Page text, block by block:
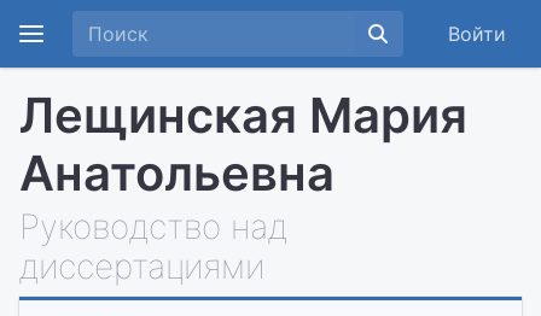
Войти
Лещинская Мария
Анатольевна
Руководство над
диссертациями